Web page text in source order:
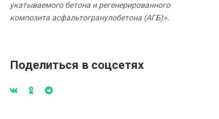
укатываемого бетона и регенерированного
композита асфальтогранулобетона (АГБ)».
Поделиться в соцсетях